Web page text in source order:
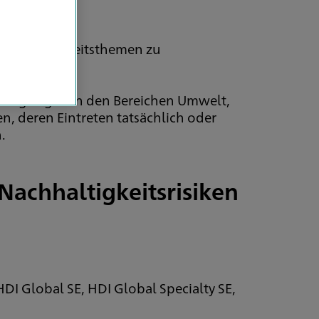
zu
in den Bereichen Umwelt,
deren Eintreten tatsächlich oder
Global SE, HDI Global Specialty SE,